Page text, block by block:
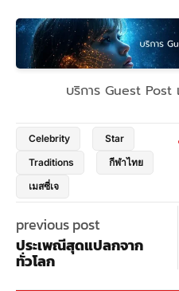
บริการ Guest Post
Celebrity
Star
Traditions
กีฬาไทย
เมสซี่เจ
previous post
ประเพณีสุดแปลกจาก
ทั่วโลก